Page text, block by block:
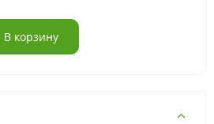
В корзину